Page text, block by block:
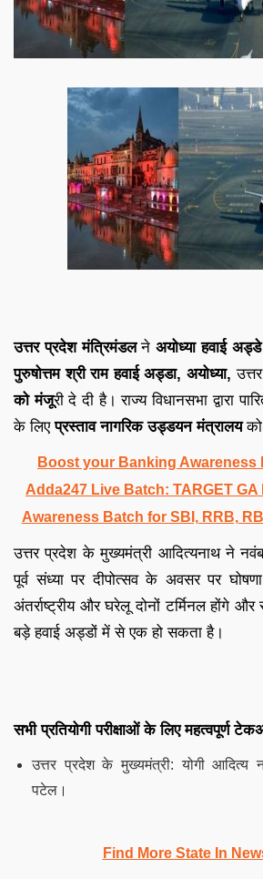
उत्तर प्रदेश मंत्रिमंडलनेअयोध्या हवाई
पुरुषोत्तम श्री राम हवाई अड्डा, अयोध्या,
को मंजूरी दे दी है। राज्य विधानसभा द्वारा
के लिएप्रस्ताव नागरिक उड्डयन मंत्रालयको
Boost your Banking Awareness
Adda247 Live Batch: TARGET GA
Awareness Batch for SBI, RRB,
उत्तर प्रदेश के मुख्यमंत्री आदित्यनाथ ने
पूर्व संध्या पर दीपोत्सव के अवसर पर
अंतर्राष्ट्रीय और घरेलू दोनों टर्मिनल होंगे
बड़े हवाई अड्डों में से एक हो सकता है।
सभी प्रतियोगी परीक्षाओं के लिए महत्वपूर्ण
उत्तर प्रदेश के मुख्यमंत्री: योगी आदित्य
पटेल।
Find More State In